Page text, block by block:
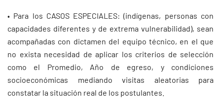
• Para los CASOS ESPECIALES: (indígenas, personas con
capacidades diferentes y de extrema vulnerabilidad), sean
acompañadas con dictamen del equipo técnico, en el que
no exista necesidad de aplicar los criterios de selección
como el Promedio, Año de egreso, y condiciones
socioeconómicas mediando visitas aleatorias para
constatar la situación real de los postulantes.